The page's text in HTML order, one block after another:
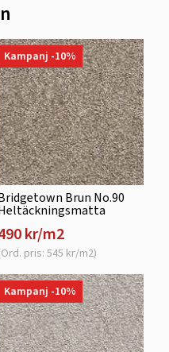
Kampanj -10%
Brun No.90
kr/m2
pris: 545 kr/m2)
Kampanj -10%